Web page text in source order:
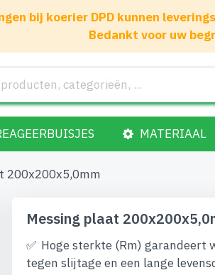
bij koerier DPD kunnen
Bedankt voor uw
MATERIAAL
200x200x5,0mm
Messing plaat
Hoge sterkte (Rm) garandeert
tegen slijtage en een lange